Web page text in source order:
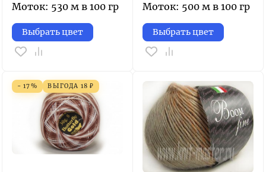
Моток: 530 м в 100 гр
Выбрать цвет
Моток: 500 м в 100 гр
Выбрать цвет
- 17% ВЫГОДА 18 ₽